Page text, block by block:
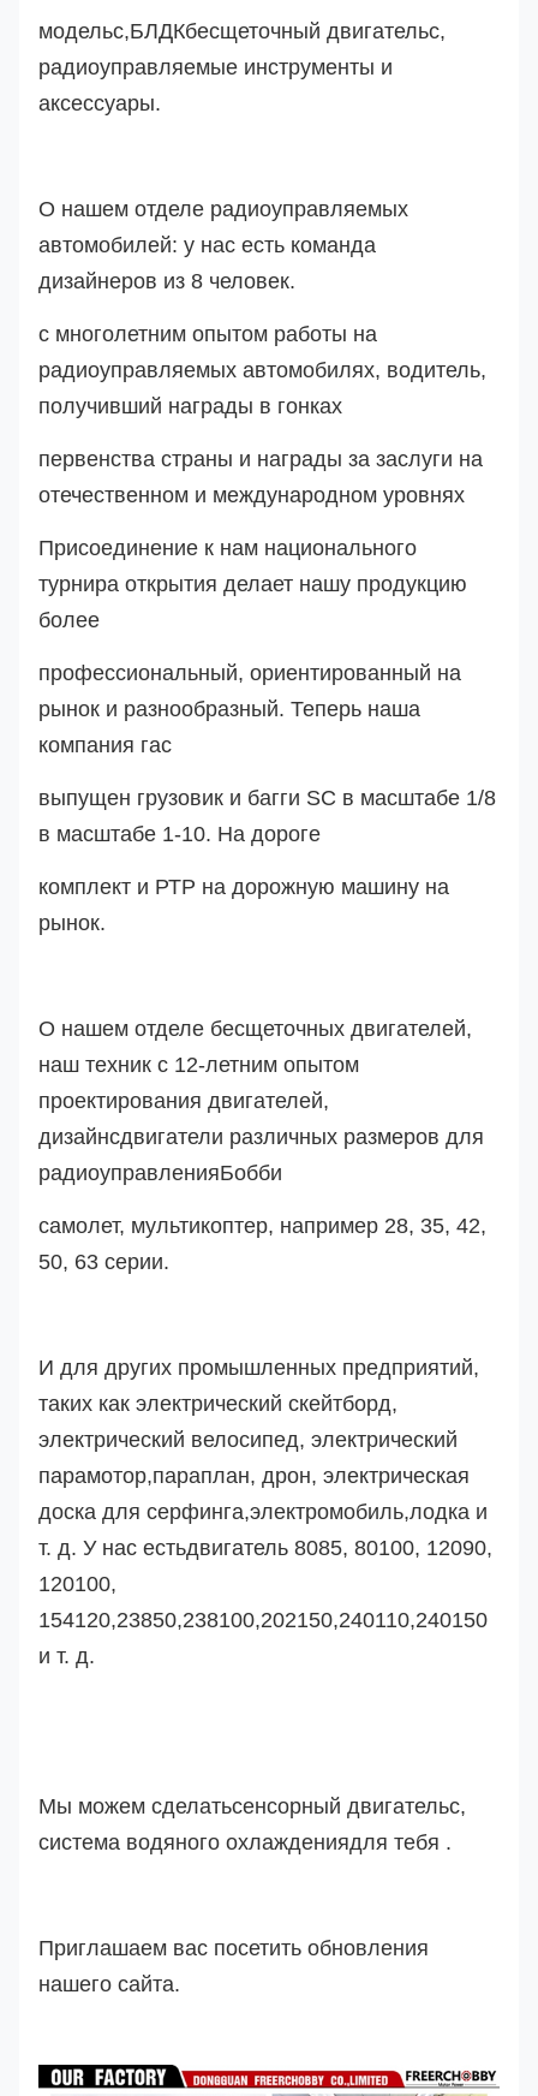
модельс,БЛДКбесщеточный двигательс,
радиоуправляемые инструменты и
аксессуары.
О нашем отделе радиоуправляемых
автомобилей: у нас есть команда
дизайнеров из 8 человек.
с многолетним опытом работы на
радиоуправляемых автомобилях, водитель,
получивший награды в гонках
первенства страны и награды за заслуги на
отечественном и международном уровнях
Присоединение к нам национального
турнира открытия делает нашу продукцию
более
профессиональный, ориентированный на
рынок и разнообразный. Теперь наша
компания гас
выпущен грузовик и багги SC в масштабе 1/8
в масштабе 1-10. На дороге
комплект и РТР на дорожную машину на
рынок.
О нашем отделе бесщеточных двигателей,
наш техник с 12-летним опытом
проектирования двигателей,
дизайнсдвигатели различных размеров для
радиоуправленияБобби
самолет, мультикоптер, например 28, 35, 42,
50, 63 серии.
И для других промышленных предприятий,
таких как электрический скейтборд,
электрический велосипед, электрический
парамотор,параплан, дрон, электрическая
доска для серфинга,электромобиль,лодка и
т. д. У нас естьдвигатель 8085, 80100, 12090,
120100,
154120,23850,238100,202150,240110,240150
и т. д.
Мы можем сделатьсенсорный двигательс,
система водяного охлаждениядля тебя .
Приглашаем вас посетить обновления
нашего сайта.